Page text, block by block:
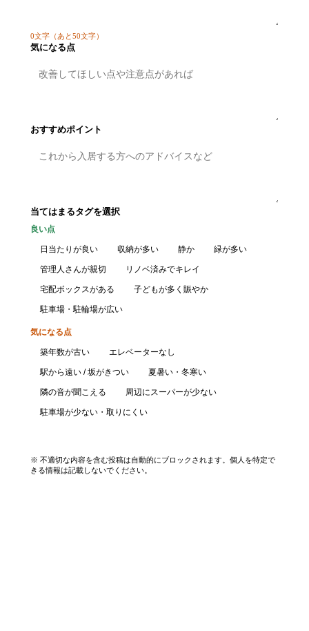
0文字 （あと50文字）
気になる点
おすすめポイント
当てはまるタグを選択
良い点
日当たりが良い 収納が多い 静か 緑が多い
管理人さんが親切 リノベ済みでキレイ
宅配ボックスがある 子どもが多く賑やか
駐車場・駐輪場が広い
気になる点
築年数が古い エレベーターなし
駅から遠い / 坂がきつい 夏暑い・冬寒い
隣の音が聞こえる 周辺にスーパーが少ない
駐車場が少ない・取りにくい
※ 不適切な内容を含む投稿は自動的にブロックされます。個人を特定で
きる情報は記載しないでください。